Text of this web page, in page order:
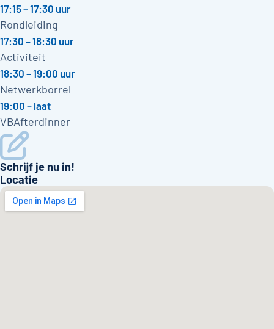
17:15 – 17:30 uur
Rondleiding
17:30 – 18:30 uur
Activiteit
18:30 – 19:00 uur
Netwerkborrel
19:00 – laat
VBAfterdinner
Schrijf je nu in!
Locatie